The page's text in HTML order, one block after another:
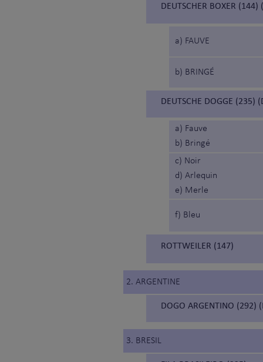
DEUTSCHER BOXER (144)
a) FAUVE
b) BRINGÉ
DEUTSCHE DOGGE (235)
a) Fauve
b) Bringé
c) Noir
d) Arlequin
e) Merle
f) Bleu
ROTTWEILER (147)
2. ARGENTINE
DOGO ARGENTINO (292)
3. BRESIL